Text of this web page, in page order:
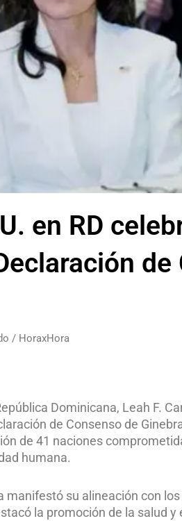
en RD
de
/ HoraxHora
Dominicana, Leah F.
de Consenso de
de 41 naciones
humana.
su alineación con
la promoción de la salud